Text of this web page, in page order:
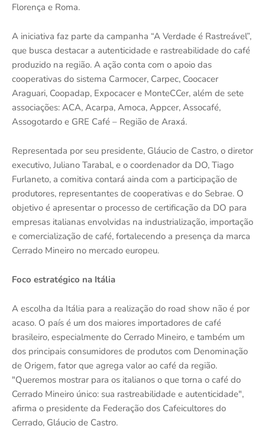
Florença e Roma.
A iniciativa faz parte da campanha “A Verdade é Rastreável”,
que busca destacar a autenticidade e rastreabilidade do café
produzido na região. A ação conta com o apoio das
cooperativas do sistema Carmocer, Carpec, Coocacer
Araguari, Coopadap, Expocacer e MonteCCer, além de sete
associações: ACA, Acarpa, Amoca, Appcer, Assocafé,
Assogotardo e GRE Café – Região de Araxá.
Representada por seu presidente, Gláucio de Castro, o diretor
executivo, Juliano Tarabal, e o coordenador da DO, Tiago
Furlaneto, a comitiva contará ainda com a participação de
produtores, representantes de cooperativas e do Sebrae. O
objetivo é apresentar o processo de certificação da DO para
empresas italianas envolvidas na industrialização, importação
e comercialização de café, fortalecendo a presença da marca
Cerrado Mineiro no mercado europeu.
Foco estratégico na Itália
A escolha da Itália para a realização do road show não é por
acaso. O país é um dos maiores importadores de café
brasileiro, especialmente do Cerrado Mineiro, e também um
dos principais consumidores de produtos com Denominação
de Origem, fator que agrega valor ao café da região.
"Queremos mostrar para os italianos o que torna o café do
Cerrado Mineiro único: sua rastreabilidade e autenticidade",
afirma o presidente da Federação dos Cafeicultores do
Cerrado, Gláucio de Castro.